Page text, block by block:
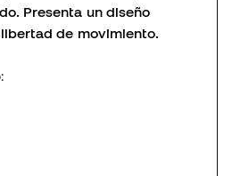
Presenta un diseño
de movimiento.